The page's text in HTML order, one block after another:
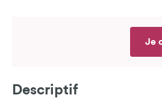
Je
Descriptif